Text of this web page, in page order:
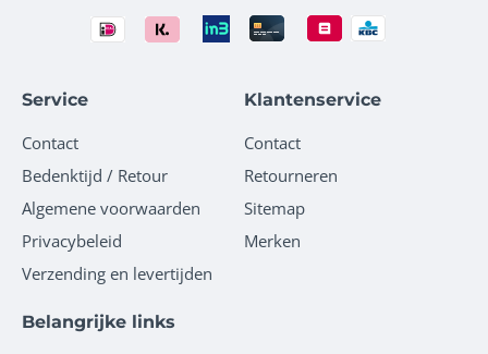
Service
Contact
Bedenktijd / Retour
Algemene voorwaarden
Privacybeleid
Verzending en levertijden
Klantenservice
Contact
Retourneren
Sitemap
Merken
Belangrijke links